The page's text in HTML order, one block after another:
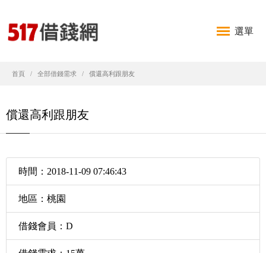
選單
首頁 全部借錢需求 償還高利跟朋友
償還高利跟朋友
時間：2018-11-09 07:46:43
地區：桃園
借錢會員：D